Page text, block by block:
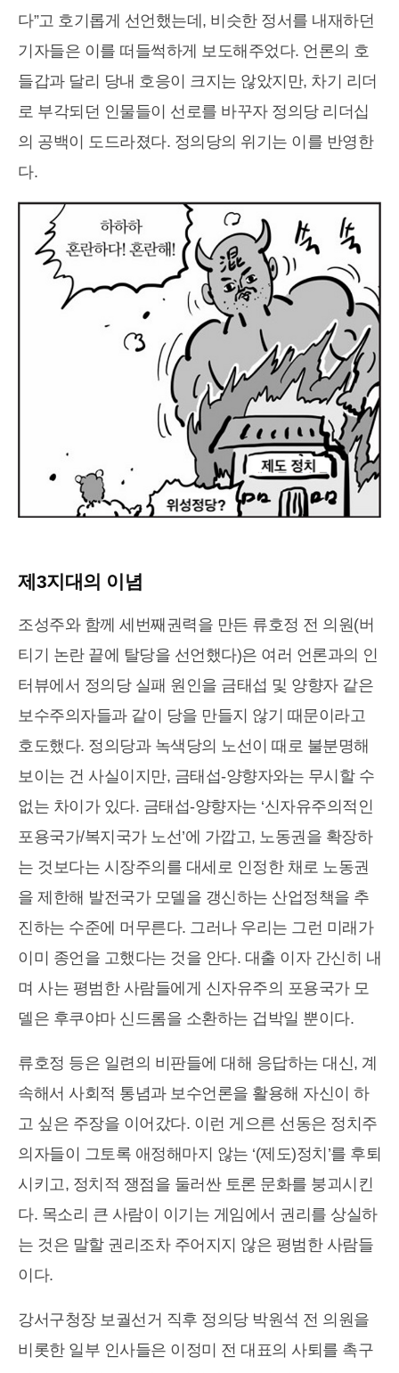
다”고 호기롭게 선언했는데, 비슷한 정서를 내재하던
기자들은 이를 떠들썩하게 보도해주었다. 언론의 호
들갑과 달리 당내 호응이 크지는 않았지만, 차기 리더
로 부각되던 인물들이 선로를 바꾸자 정의당 리더십
의 공백이 도드라졌다. 정의당의 위기는 이를 반영한
다.
제3지대의 이념
조성주와 함께 세번째권력을 만든 류호정 전 의원(버
티기 논란 끝에 탈당을 선언했다)은 여러 언론과의 인
터뷰에서 정의당 실패 원인을 금태섭 및 양향자 같은
보수주의자들과 같이 당을 만들지 않기 때문이라고
호도했다. 정의당과 녹색당의 노선이 때로 불분명해
보이는 건 사실이지만, 금태섭-양향자와는 무시할 수
없는 차이가 있다. 금태섭-양향자는 ‘신자유주의적인
포용국가/복지국가 노선’에 가깝고, 노동권을 확장하
는 것보다는 시장주의를 대세로 인정한 채로 노동권
을 제한해 발전국가 모델을 갱신하는 산업정책을 추
진하는 수준에 머무른다. 그러나 우리는 그런 미래가
이미 종언을 고했다는 것을 안다. 대출 이자 간신히 내
며 사는 평범한 사람들에게 신자유주의 포용국가 모
델은 후쿠야마 신드롬을 소환하는 겁박일 뿐이다.
류호정 등은 일련의 비판들에 대해 응답하는 대신, 계
속해서 사회적 통념과 보수언론을 활용해 자신이 하
고 싶은 주장을 이어갔다. 이런 게으른 선동은 정치주
의자들이 그토록 애정해마지 않는 ‘(제도)정치’를 후퇴
시키고, 정치적 쟁점을 둘러싼 토론 문화를 붕괴시킨
다. 목소리 큰 사람이 이기는 게임에서 권리를 상실하
는 것은 말할 권리조차 주어지지 않은 평범한 사람들
이다.
​​강서구청장 보궐선거 직후 정의당 박원석 전 의원을
비롯한 일부 인사들은 이정미 전 대표의 사퇴를 촉구